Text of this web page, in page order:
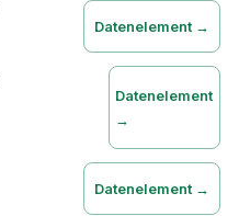
Datenelement →
Datenelement
→
Datenelement →